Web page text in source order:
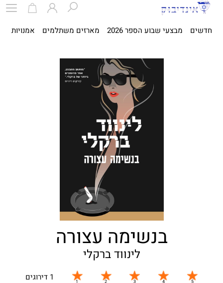
חדשים מבצעי שבוע הספר 2026 מארזים משתלמים אמנויות
בנשימה עצורה
לינווד ברקלי
1 דירוגים